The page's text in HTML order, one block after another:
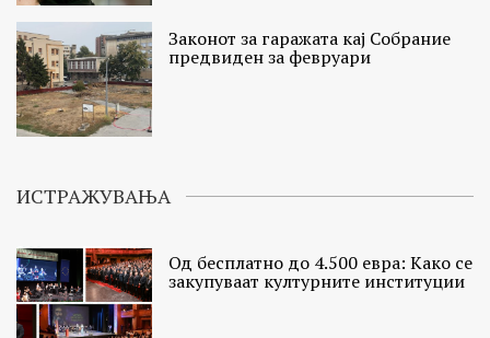
Законот за гаражата кај Собрание
предвиден за февруари
ИСТРАЖУВАЊА
Од бесплатно до 4.500 евра: Како се
закупуваат културните институции